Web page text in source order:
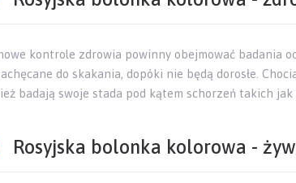
kontrole zdrowia powinny obejmować badania
do skakania, dopóki nie będą dorosłe.
badają swoje stada pod kątem schorzeń takich
Rosyjska bolonka kolorowa -